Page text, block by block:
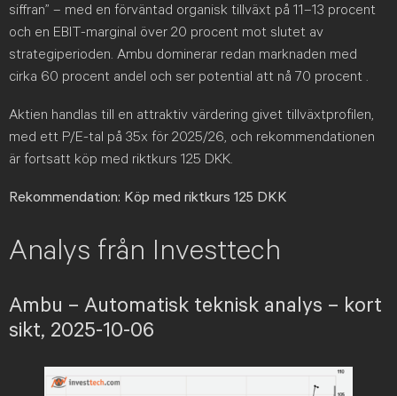
siffran” – med en förväntad organisk tillväxt på 11–13 procent
och en EBIT-marginal över 20 procent mot slutet av
strategiperioden. Ambu dominerar redan marknaden med
cirka 60 procent andel och ser potential att nå 70 procent .
Aktien handlas till en attraktiv värdering givet tillväxtprofilen,
med ett P/E-tal på 35x för 2025/26, och rekommendationen
är fortsatt köp med riktkurs 125 DKK.
Rekommendation: Köp med riktkurs 125 DKK
Analys från Investtech
Ambu – Automatisk teknisk analys – kort
sikt, 2025-10-06